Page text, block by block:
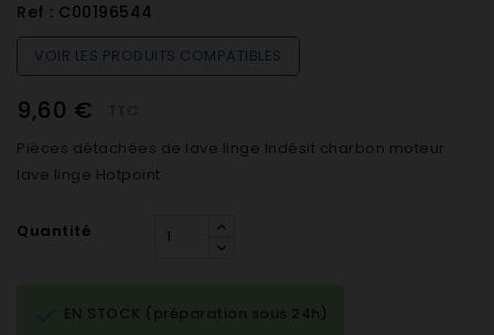
Ref : C00196544
VOIR LES PRODUITS COMPATIBLES
9,60 €
Pièces détachées de lave linge Indésit charbon moteur
lave linge Hotpoint
Quantité
EN STOCK (préparation sous 24h)